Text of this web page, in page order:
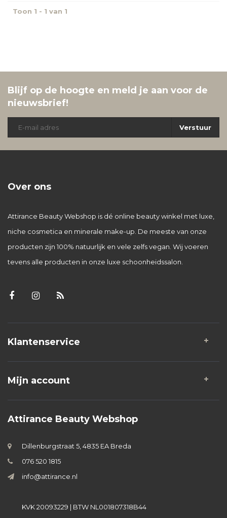
Toon 1 - 1 van 1
Blijf op de hoogte en meld je aan voor de
nieuwsbrief!
Verstuur
Over ons
Attirance Beauty Webshop is dé online beauty winkel met luxe,
niche cosmetica en minerale make-up. De meeste van onze
producten zijn 100% natuurlijk en vele zelfs vegan. Wij voeren
tevens alle producten in onze luxe schoonheidssalon.
Klantenservice
Mijn account
Attirance Beauty Webshop
Dillenburgstraat 5, 4835 EA Breda
076 520 1815
info@attirance.nl
KVK 20093229 | BTW NL001807318B44